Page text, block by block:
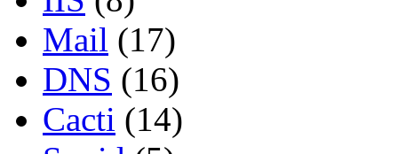
Mail (17)
DNS (16)
Cacti (14)